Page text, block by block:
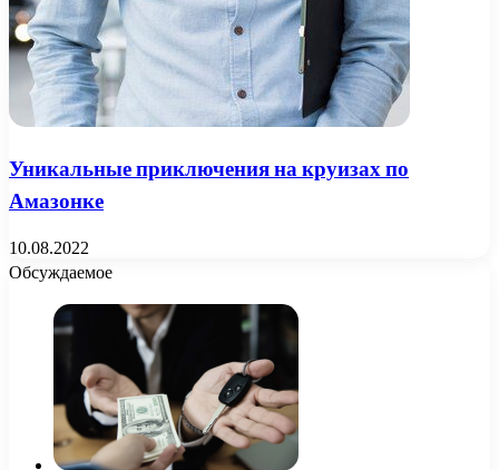
Уникальные приключения на круизах по
Амазонке
10.08.2022
Обсуждаемое